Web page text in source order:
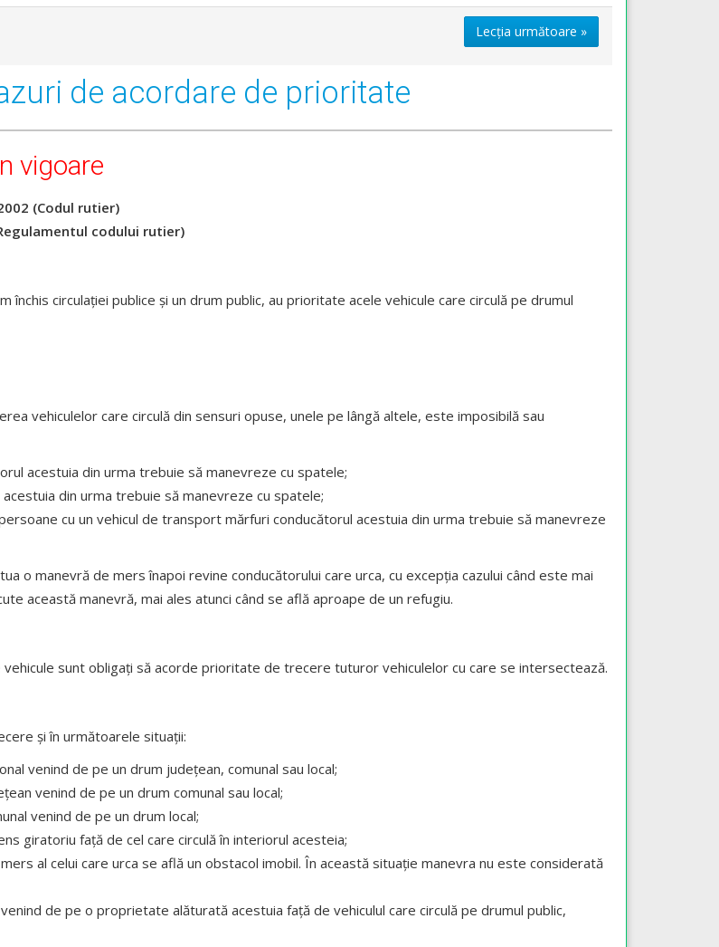
Lecția următoare »
de acordare de prioritate
vigoare
(Codul rutier)
codului rutier)
circulaţiei publice şi un drum public, au prioritate acele vehicule care circulă pe drumul
vehiculelor care circulă din sensuri opuse, unele pe lângă altele, este imposibilă sau
acestuia din urma trebuie să manevreze cu spatele;
din urma trebuie să manevreze cu spatele;
cu un vehicul de transport mărfuri conducătorul acestuia din urma trebuie să manevreze
o manevră de mers înapoi revine conducătorului care urca, cu excepţia cazului când este mai
această manevră, mai ales atunci când se află aproape de un refugiu.
sunt obligaţi să acorde prioritate de trecere tuturor vehiculelor cu care se intersectează.
şi în următoarele situaţii:
venind de pe un drum judeţean, comunal sau local;
venind de pe un drum comunal sau local;
venind de pe un drum local;
giratoriu faţă de cel care circulă în interiorul acesteia;
al celui care urca se află un obstacol imobil. În această situaţie manevra nu este considerată
de pe o proprietate alăturată acestuia faţă de vehiculul care circulă pe drumul public,